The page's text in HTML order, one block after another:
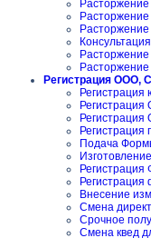
Расторжение
Расторжение
Расторжение
Регистрация ООО,
Регистрация
Подача
Внесение
Смена
Срочное
Смена квед